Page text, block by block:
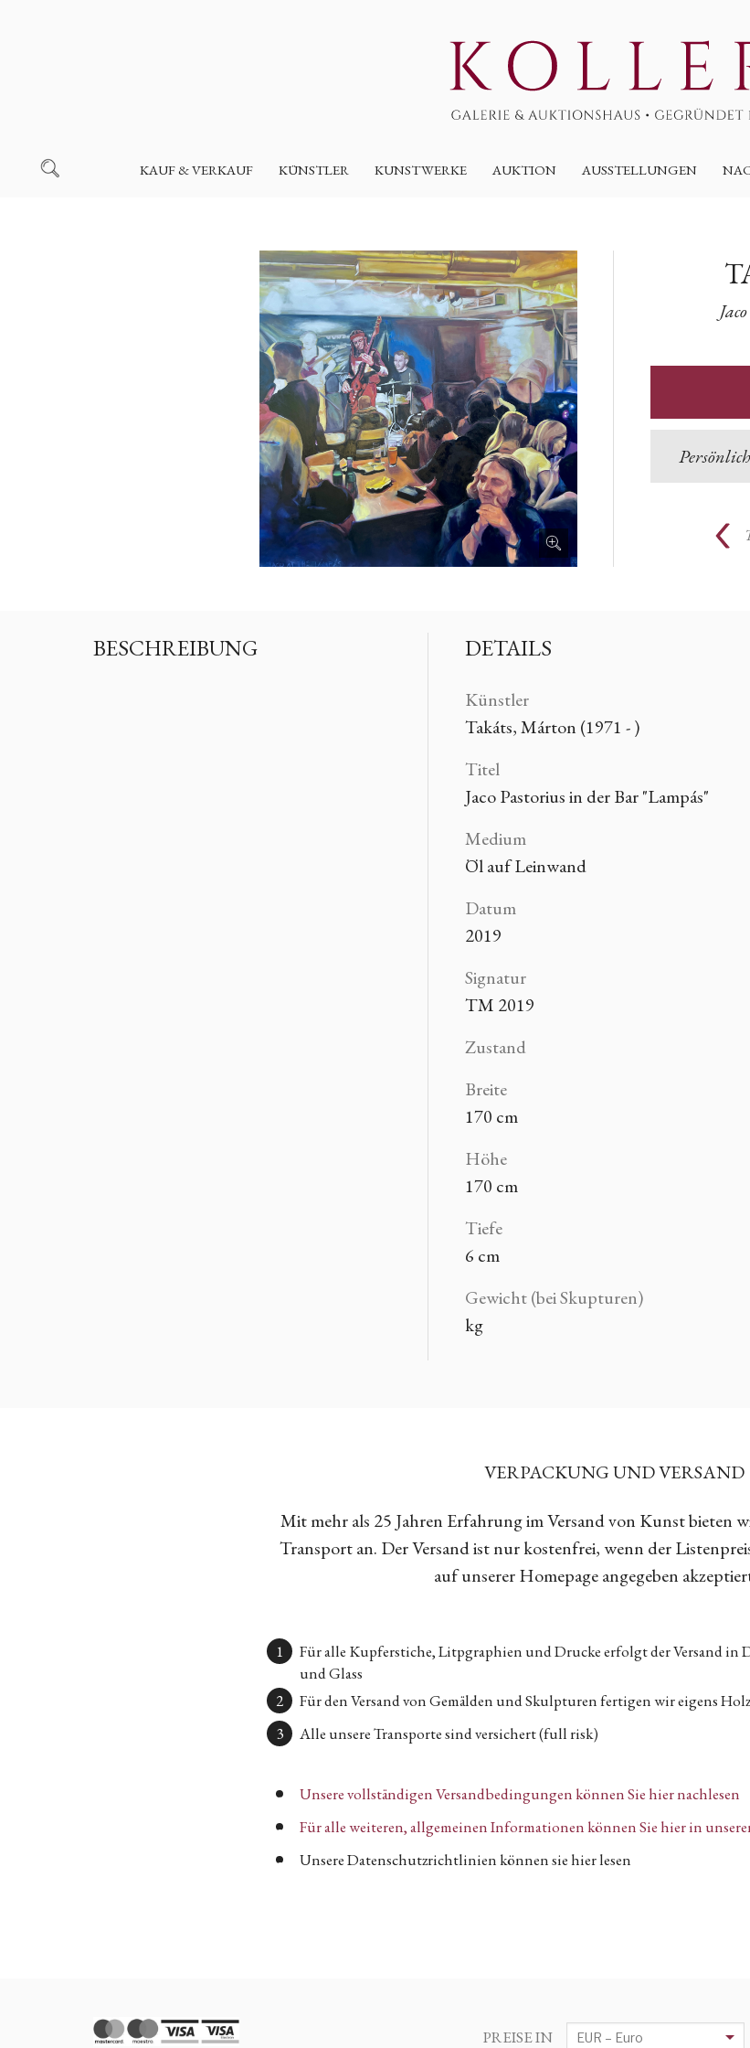
KAUF & VERKAUF KÜNSTLER KUNSTWERKE AUKTION AUSSTELLUNGEN
BESCHREIBUNG DETAILS
Künstler
Takáts, Márton (1971 - )
Titel
Jaco Pastorius in der Bar "Lampás"
Medium
Öl auf Leinwand
Datum
2019
Signatur
TM 2019
Zustand
Breite
170 cm
Höhe
170 cm
Tiefe
6 cm
Gewicht (bei Skupturen)
kg
VERPACKUNG UND VERSAND
Mit mehr als 25 Jahren Erfahrung im Versand von Kunst bieten
Transport an. Der Versand ist nur kostenfrei, wenn der
auf unserer Homepage angegeben
Für alle Kupferstiche, Litpgraphien und Drucke erfolgt der Versand in
und Glass
Für den Versand von Gemälden und Skulpturen fertigen wir eigens
Alle unsere Transporte sind versichert (full risk)
Unsere vollständigen Versandbedingungen können Sie hier nachlesen
Für alle weiteren, allgemeinen Informationen können Sie hier in
Unsere Datenschutzrichtlinien können sie hier lesen
PREISE IN